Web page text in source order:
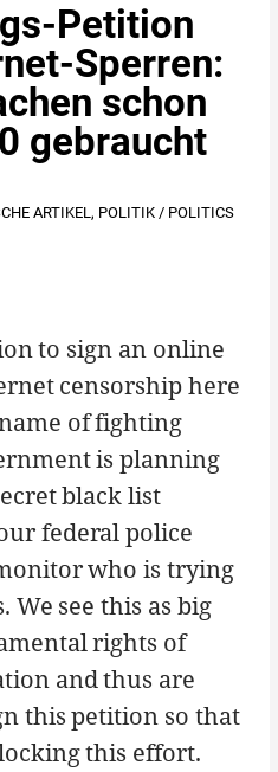
Petition
Sperren:
schon
gebraucht
ARTIKEL, POLITIK / POLITICS
to sign an online
censorship here
of fighting
is planning
black list
federal police
who is trying
We see this as big
rights of
and thus are
this petition so that
this effort.